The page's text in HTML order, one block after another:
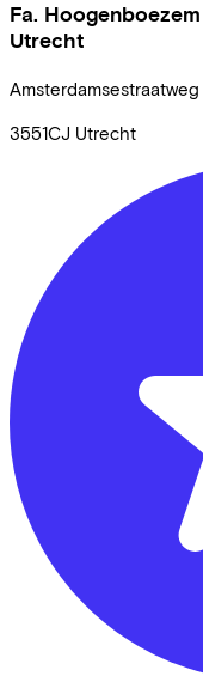
Fa.
Utrecht
Amsterdamsestraatweg
3551CJ Utrecht